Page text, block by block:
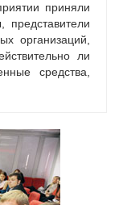
приняли
представители
организаций,
ли
средства,